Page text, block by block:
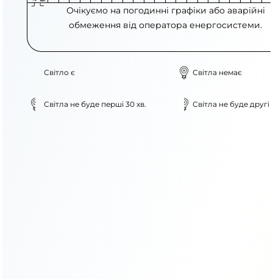
Очікуємо на погодинні графіки або аварійні
обмеження від оператора енергосистеми.
Світло є Світла немає
Світла не буде перші 30 хв. Світла не буде другі